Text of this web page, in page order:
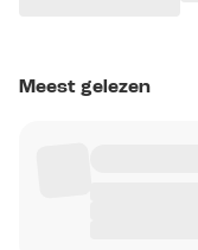
Meest gelezen